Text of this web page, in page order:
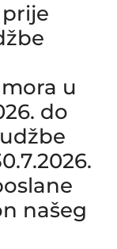
u
do
našeg